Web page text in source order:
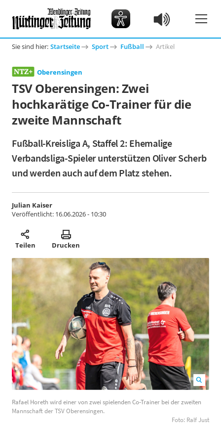
Sie sind hier: Startseite Sport Fußball Artikel
Oberensingen
TSV Oberensingen: Zwei
hochkarätige Co-Trainer für die
zweite Mannschaft
Fußball-Kreisliga A, Staffel 2: Ehemalige
Verbandsliga-Spieler unterstützen Oliver Scherb
und werden auch auf dem Platz stehen.
Julian Kaiser
Veröffentlicht: 16.06.2026 - 10:30
Teilen Drucken
Trainer bei der zweiten Mannschaft der TSV
Rafael Horeth wird einer von zwei spielenden Co-Trainer bei der zweiten
Mannschaft der TSV Oberensingen.
Foto: Ralf Just